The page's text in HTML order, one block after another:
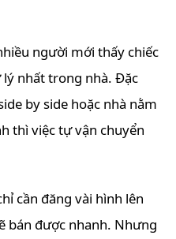
người mới thấy chiếc
nhất trong nhà. Đặc
by side hoặc nhà nằm
thì việc tự vận chuyển
cần đăng vài hình lên
bán được nhanh. Nhưng